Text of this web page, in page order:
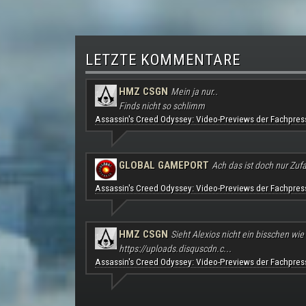
LETZTE KOMMENTARE
HMZ CSGN Mein ja nur..
Finds nicht so schlimm
Assassin's Creed Odyssey: Video-Previews der
GLOBAL GAMEPORT Ach das ist doch nur
Assassin's Creed Odyssey: Video-Previews der
HMZ CSGN Sieht Alexios nicht ein bisschen
https://uploads.disquscdn.c...
Assassin's Creed Odyssey: Video-Previews der